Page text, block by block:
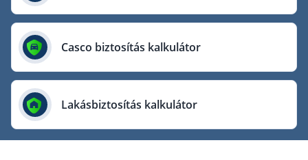
Cig Pannónia Biztosító
Genertel Biztosító
Groupama Biztosító
Casco biztosítás kalkulátor
Lakásbiztosítás kalkulátor